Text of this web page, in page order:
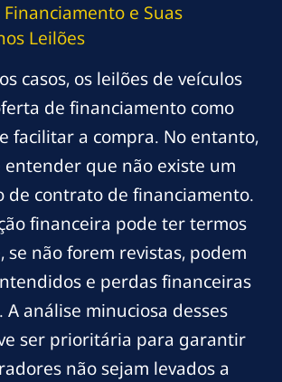
e Suas
Leilões
casos, os leilões de veículos
de financiamento como
facilitar a compra. No entanto,
que não existe um
de contrato de financiamento.
financeira pode ter termos
se não forem revistas, podem
e perdas financeiras
A análise minuciosa desses
ser prioritária para garantir
não sejam levados a